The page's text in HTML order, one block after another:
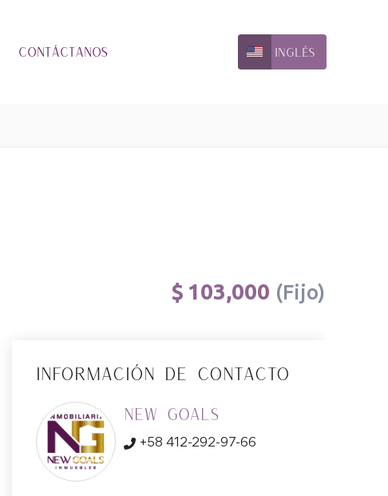
Contáctanos inglés
$ 103,000 (Fijo)
Información de Contacto
New Goals
+58 412-292-97-66